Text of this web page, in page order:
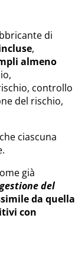
di
,
almeno
controllo
del rischio,
ciascuna
già
del
da quella
con